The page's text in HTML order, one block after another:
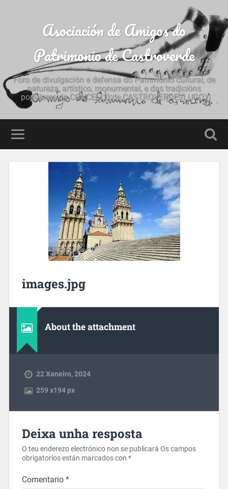
Asociación de Amigos do
Patrimonio de Castroverde
Foro de divulgación e defensa do Patrimonio cultural, de
natureza, artístico, monumental, e das tradicións
populares do CONCELLO de CASTROVERDE (LUGO)
images.jpg
About the attachment
22 Xaneiro, 2024
259x194 px
Deixa unha resposta
O teu enderezo electrónico non se publicará Os campos
obrigatorios están marcados con *
Comentario *